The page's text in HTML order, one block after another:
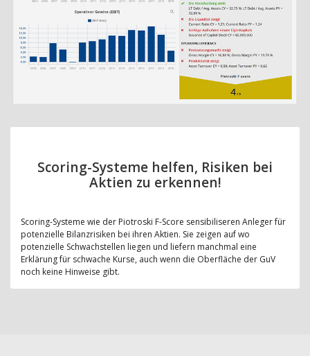
Scoring-Systeme helfen, Risiken bei
Aktien zu erkennen!
Scoring-Systeme wie der Piotroski F-Score sensibiliseren Anleger für
potenzielle Bilanzrisiken bei ihren Aktien. Sie zeigen auf wo
potenzielle Schwachstellen liegen und liefern manchmal eine
Erklärung für schwache Kurse, auch wenn die Oberfläche der GuV
noch keine Hinweise gibt.